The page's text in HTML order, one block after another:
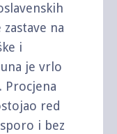
na
i
je vrlo
Procjena
red
i bez